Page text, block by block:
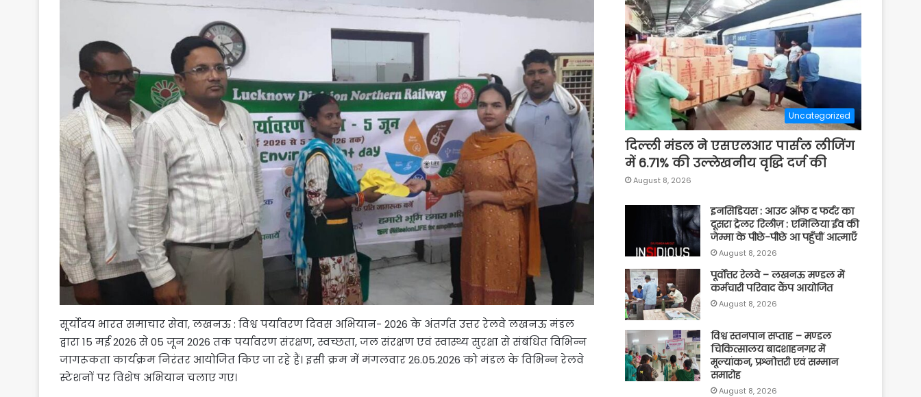
सूर्योदय भारत समाचार सेवा, लखनऊ : विश्व पर्यावरण दिवस अभियान- 2026 के अंतर्गत उत्तर रेलवे लखनऊ मंडल
द्वारा 15 मई 2026 से 05 जून 2026 तक पर्यावरण संरक्षण, स्वच्छता, जल संरक्षण एवं स्वास्थ्य सुरक्षा से संबंधित विभिन्न
जागरूकता कार्यक्रम निरंतर आयोजित किए जा रहे हैं। इसी क्रम में मंगलवार 26.05.2026 को मंडल के विभिन्न रेलवे
स्टेशनों पर विशेष अभियान चलाए गए।
Uncategorized
दिल्ली मंडल ने एसएलआर पार्सल लीजिंग
में 6.71% की उल्लेखनीय वृद्धि दर्ज की
August 8, 2026
इनसिडियस : आउट ऑफ द फर्दर का
दूसरा ट्रेलर रिलीज़ : एमिलिया ईव की
जेम्मा के पीछे-पीछे आ पहुँचीं आत्माएँ
August 8, 2026
पूर्वाेत्तर रेलवे – लखनऊ मण्डल में
कर्मचारी परिवाद कैंप आयोजित
August 8, 2026
विश्व स्तनपान सप्ताह – मण्डल
चिकित्सालय बादशाहनगर में
मूल्यांकन, प्रश्नोत्तरी एवं सम्मान
समारोह
August 8, 2026